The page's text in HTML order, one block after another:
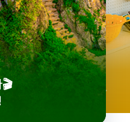
로컬 감성 수집!
전국 로컬 기념품숍 3곳⭐
우리말